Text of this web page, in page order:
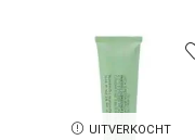
-
Haarverf
100ML
aantal
UITVERKOCHT